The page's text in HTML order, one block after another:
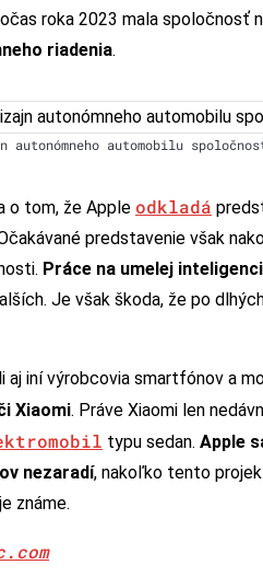
roka 2023 mala spoločnosť
riadenia.
autonómneho automobilu
o tom, že Apple odkladá
predstavenie však
Práce na umelej
Je však škoda, že po
iní výrobcovia smartfónov a
Xiaomi. Práve Xiaomi len
typu sedan. Apple
nezaradí, nakoľko tento
známe.